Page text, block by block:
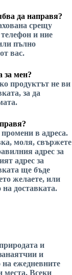
да направя?
срещу
и ние
пълно
вас.
за мен?
продуктът не ви
за да
в адреса.
моля, свържете
адрес за
адрес за
ще бъде
желаете, или
доставката.
и
и
на ежедневните
места. Всеки